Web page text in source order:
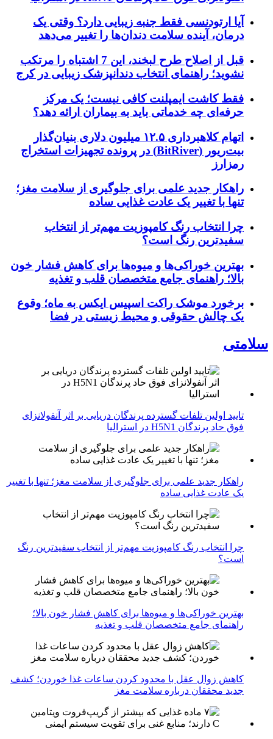
آیا ارتودنسی فقط جنبه زیبایی دارد؟ وقتی یک
درمان، آینده سلامت دندان‌ها را تغییر می‌دهد
قبل از اصلاح طرح لبخند، این 7 اشتباه را مرتکب
نشوید؛ راهنمای انتخاب دندانپزشک زیبایی در کرج
فقط کاشت ایمپلنت کافی نیست؛ یک مرکز
حرفه‌ای چه خدماتی باید به بیماران ارائه دهد؟
اتهام کلاهبرداری ۱۲.۵ میلیون دلاری بنیان‌گذار
بیت‌ریور (BitRiver) در پرونده تجهیزات استخراج
رمزارز
راهکار جدید علمی برای جلوگیری از سلامت مغز؛
تنها با تغییر یک عادت غذایی ساده
چرا انتخاب رنگ کامپوزیت مهم‌تر از انتخاب
سفیدترین رنگ است؟
بهترین خوراکی‌ها و میوه‌ها برای کاهش فشار خون
بالا؛ راهنمای جامع متخصصان قلب و تغذیه
برخورد موشک راکت اسپیس ایکس به ماه؛ وقوع
یک چالش حقوقی و محیط زیستی در فضا
سلامتی
تایید اولین تلفات گسترده پرندگان دریایی بر اثر آنفولانزای
فوق حاد پرندگان H5N1 در استرالیا
راهکار جدید علمی برای جلوگیری از سلامت مغز؛ تنها با تغییر
یک عادت غذایی ساده
چرا انتخاب رنگ کامپوزیت مهم‌تر از انتخاب سفیدترین رنگ
است؟
بهترین خوراکی‌ها و میوه‌ها برای کاهش فشار خون بالا؛
راهنمای جامع متخصصان قلب و تغذیه
کاهش زوال عقل با محدود کردن ساعات غذا خوردن؛ کشف
جدید محققان درباره سلامت مغز